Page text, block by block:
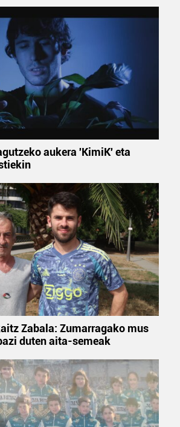
aukera 'KimiK' eta
Zabala: Zumarragako mus
duten aita-semeak